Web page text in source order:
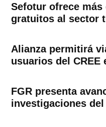
Sefotur ofrece más
gratuitos al sector
Alianza permitirá
usuarios del CREE
FGR presenta
investigaciones